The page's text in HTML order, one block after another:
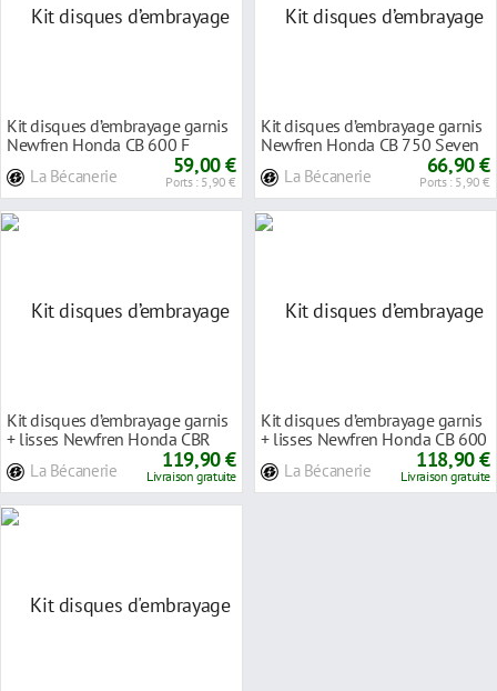
Kit disques d’embrayage garnis
Newfren Honda CB 600 F
La Bécanerie 59,00 €
Ports : 5,90 €
Kit disques d’embrayage garnis
Newfren Honda CB 750 Seven
La Bécanerie 66,90 €
Ports : 5,90 €
Kit disques d’embrayage garnis
+ lisses Newfren Honda CBR
La Bécanerie 119,90 €
Livraison gratuite
Kit disques d’embrayage garnis
+ lisses Newfren Honda CB 600
La Bécanerie 118,90 €
Livraison gratuite